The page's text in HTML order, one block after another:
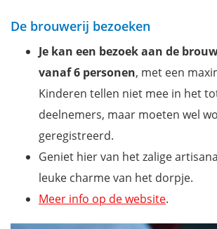
De brouwerij bezoeken
Je kan een bezoek aan de
vanaf 6 personen, met een
Kinderen tellen niet mee in het
deelnemers, maar moeten wel
geregistreerd.
Geniet hier van het zalige
leuke charme van het dorpje.
Meer info op de website.